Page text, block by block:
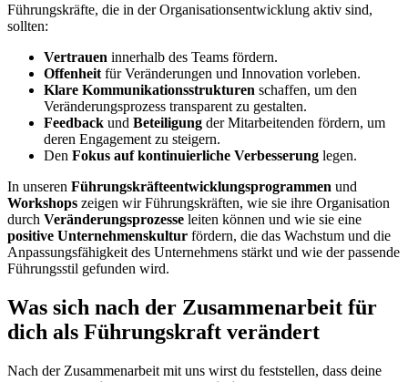
Führungskräfte, die in der Organisationsentwicklung aktiv sind,
sollten:
Vertrauen innerhalb des Teams fördern.
Offenheit für Veränderungen und Innovation vorleben.
Klare Kommunikationsstrukturen schaffen, um den
Veränderungsprozess transparent zu gestalten.
Feedback und Beteiligung der Mitarbeitenden fördern, um
deren Engagement zu steigern.
Den Fokus auf kontinuierliche Verbesserung legen.
In unseren Führungskräfteentwicklungsprogrammen und
Workshops zeigen wir Führungskräften, wie sie ihre Organisation
durch Veränderungsprozesse leiten können und wie sie eine
positive Unternehmenskultur fördern, die das Wachstum und die
Anpassungsfähigkeit des Unternehmens stärkt und wie der passende
Führungsstil gefunden wird.
Was sich nach der Zusammen­arbeit für
dich als Führungskraft verändert
Nach der Zusammenarbeit mit uns wirst du feststellen, dass deine